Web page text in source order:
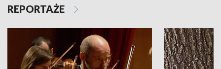
REPORTAŻE